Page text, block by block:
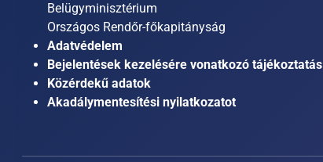
Belügyminisztérium
Országos Rendőr-főkapitányság
Adatvédelem
Bejelentések kezelésére vonatkozó tájékoztatás
Közérdekű adatok
Akadálymentesítési nyilatkozatot